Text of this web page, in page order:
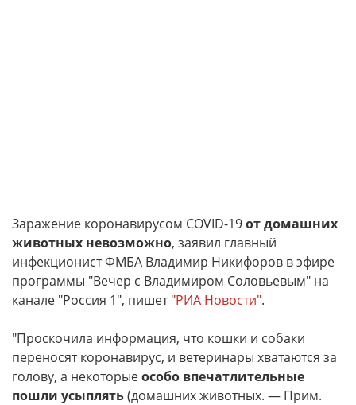
Заражение коронавирусом COVID-19от домашних
животных невозможно, заявил главный
инфекционист ФМБА Владимир Никифоров в эфире
программы "Вечер с Владимиром Соловьевым" на
канале "Россия 1", пишет"РИА Новости".
"Проскочила информация, что кошки и собаки
переносят коронавирус, и ветеринары хватаются за
голову, а некоторыеособо впечатлительные
пошли усыплять(домашних животных. — Прим.